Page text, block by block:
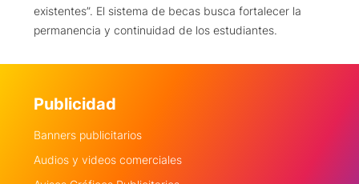
existentes”. El sistema de becas busca fortalecer la
permanencia y continuidad de los estudiantes.
Publicidad
Banners publicitarios
Audios y videos comerciales